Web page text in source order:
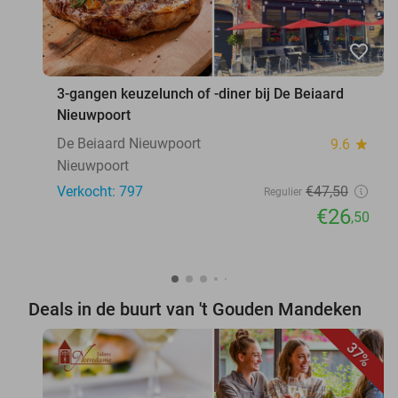
favorite_border
3-gangen keuzelunch of -diner bij De Beiaard
Nieuwpoort
De Beiaard Nieuwpoort
9.6 star
Nieuwpoort
Verkocht: 797
Regulier €47,50
€26,50
Deals in de buurt van 't Gouden Mandeken
37%